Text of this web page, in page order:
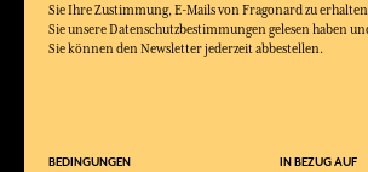
Sie Ihre Zustimmung, E-Mails von Fragonard zu
Sie unsere Datenschutzbestimmungen gelesen haben
Sie können den Newsletter jederzeit abbestellen.
BEDINGUNGEN IN BEZUG AUF